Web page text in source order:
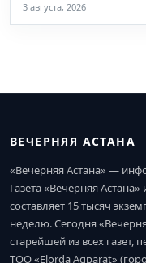
3 августа, 2026
ВЕЧЕРНЯЯ АСТАНА
«Вечерняя Астана» —
Газета «Вечерняя Астана»
составляет 15 тысяч
неделю. Сегодня
старейшей из всех газет,
ТОО «Elorda Aqparat»